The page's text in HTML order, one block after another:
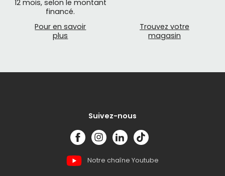
12 mois, selon le montant
financé.
Pour en savoir
plus
Trouvez votre
magasin
Suivez-nous
Notre chaîne Youtube